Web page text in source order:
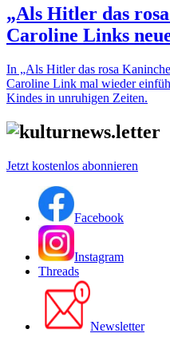
„Als Hitler das
Caroline Links
In „Als Hitler das rosa
Caroline Link mal wieder
Kindes in unruhigen Zeiten.
Jetzt kostenlos abonnieren
Facebook
Instagram
Threads
Newsletter